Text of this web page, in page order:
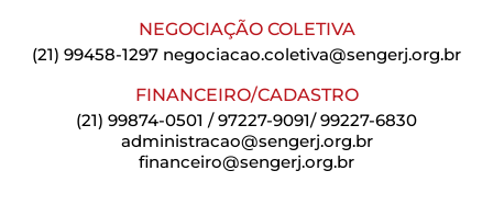
NEGOCIAÇÃO COLETIVA
(21) 99458-1297 negociacao.coletiva@sengerj.org.br
FINANCEIRO/CADASTRO
(21) 99874-0501 / 97227-9091/ 99227-6830
administracao@sengerj.org.br
financeiro@sengerj.org.br